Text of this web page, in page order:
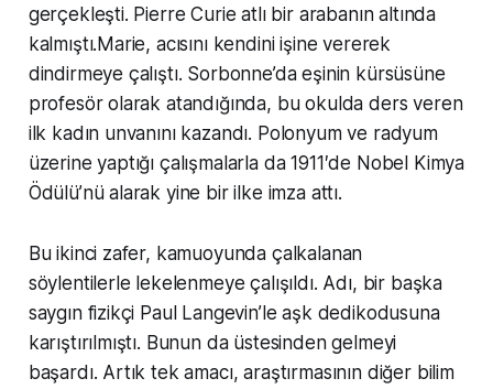
gerçekleşti. Pierre Curie atlı bir arabanın altında
kalmıştı.Marie, acısını kendini işine vererek
dindirmeye çalıştı. Sorbonne’da eşinin kürsüsüne
profesör olarak atandığında, bu okulda ders veren
ilk kadın unvanını kazandı. Polonyum ve radyum
üzerine yaptığı çalışmalarla da 1911′de Nobel Kimya
Ödülü’nü alarak yine bir ilke imza attı.
Bu ikinci zafer, kamuoyunda çalkalanan
söylentilerle lekelenmeye çalışıldı. Adı, bir başka
saygın fizikçi Paul Langevin’le aşk dedikodusuna
karıştırılmıştı. Bunun da üstesinden gelmeyi
başardı. Artık tek amacı, araştırmasının diğer bilim